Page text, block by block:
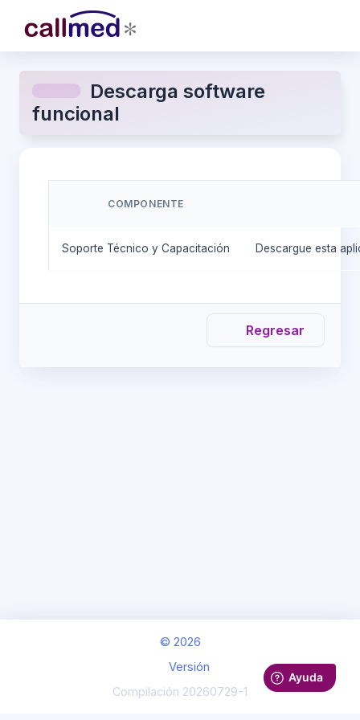
Descarga software
funcional
COMPONENTE
Soporte Técnico y Capacitación Descargue esta
Regresar
© 2026
Versión
Compilación 20260729-1